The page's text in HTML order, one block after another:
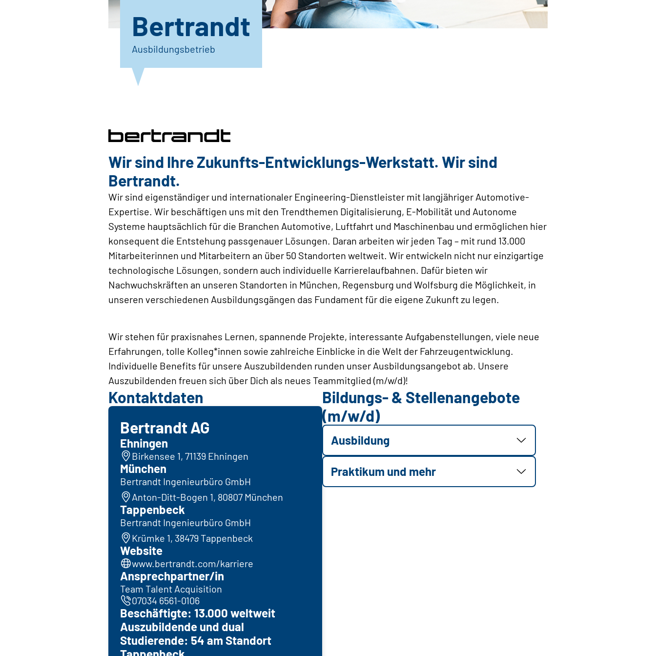
Bertrandt
Ausbildungsbetrieb
Wir sind Ihre Zukunfts-Entwicklungs-Werkstatt. Wir sind
Bertrandt.
Wir sind eigenständiger und internationaler Engineering-Dienstleister mit langjähriger Automotive-
Expertise. Wir beschäftigen uns mit den Trendthemen Digitalisierung, E-Mobilität und Autonome
Systeme hauptsächlich für die Branchen Automotive, Luftfahrt und Maschinenbau und ermöglichen hier
konsequent die Entstehung passgenauer Lösungen. Daran arbeiten wir jeden Tag – mit rund 13.000
Mitarbeiterinnen und Mitarbeitern an über 50 Standorten weltweit. Wir entwickeln nicht nur einzigartige
technologische Lösungen, sondern auch individuelle Karrierelaufbahnen. Dafür bieten wir
Nachwuchskräften an unseren Standorten in München, Regensburg und Wolfsburg die Möglichkeit, in
unseren verschiedenen Ausbildungsgängen das Fundament für die eigene Zukunft zu legen.
Wir stehen für praxisnahes Lernen, spannende Projekte, interessante Aufgabenstellungen, viele neue
Erfahrungen, tolle Kolleg*innen sowie zahlreiche Einblicke in die Welt der Fahrzeugentwicklung.
Individuelle Benefits für unsere Auszubildenden runden unser Ausbildungsangebot ab. Unsere
Auszubildenden freuen sich über Dich als neues Teammitglied (m/w/d)!
Kontaktdaten
Bertrandt AG
Ehningen
Birkensee 1, 71139 Ehningen
München
Bertrandt Ingenieurbüro GmbH
Anton-Ditt-Bogen 1, 80807 München
Tappenbeck
Bertrandt Ingenieurbüro GmbH
Krümke 1, 38479 Tappenbeck
Website
www.bertrandt.com/karriere
Ansprechpartner/in
Team Talent Acquisition
07034 6561-0106
Beschäftigte: 13.000 weltweit
Auszubildende und dual
Studierende: 54 am Standort
Bildungs- & Stellenangebote
(m/w/d)
Ausbildung
Praktikum und mehr